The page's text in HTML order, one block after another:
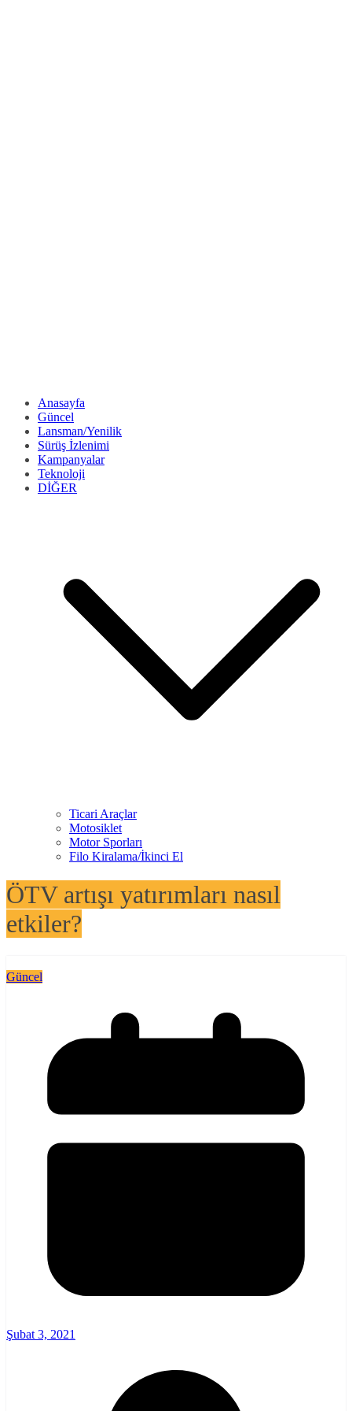
Anasayfa
Güncel
Lansman/Yenilik
Sürüş İzlenimi
Kampanyalar
Teknoloji
DİĞER
Ticari Araçlar
Motosiklet
Motor Sporları
Filo Kiralama/İkinci El
ÖTV artışı yatırımları nasıl
etkiler?
Güncel
Şubat 3, 2021